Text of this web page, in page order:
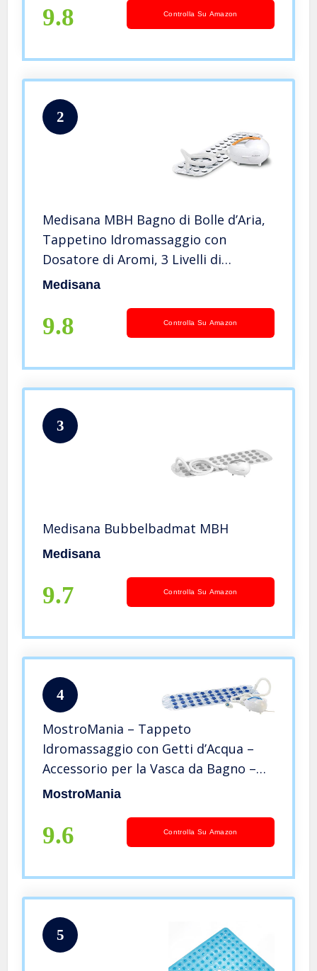
Telecomando, 2A Generazione
9.8 Controlla Su Amazon
2
Medisana MBH Bagno di Bolle d’Aria,
Tappetino Idromassaggio con
Dosatore di Aromi, 3 Livelli di
Intensità, Adatto ad Ogni Vasca da
Rilassare I Muscoli Tesi, 2A
Generazione
Medisana
9.8 Controlla Su Amazon
3
Medisana Bubbelbadmat MBH
Medisana
9.7 Controlla Su Amazon
4
MostroMania – Tappeto
Idromassaggio con Getti d’Acqua –
Accessorio per la Vasca da Bagno –
Accessori Benessere – Idromassaggio
Natale
MostroMania
9.6 Controlla Su Amazon
5